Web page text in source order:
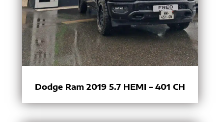
Dodge Ram 2019 5.7 HEMI – 401 CH